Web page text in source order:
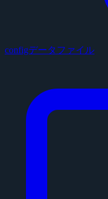
configデータファイル